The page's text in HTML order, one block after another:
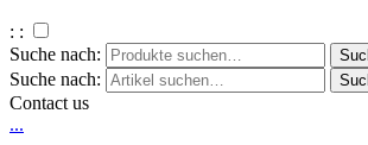
: :
Suche nach:
Suche nach:
Contact us
...